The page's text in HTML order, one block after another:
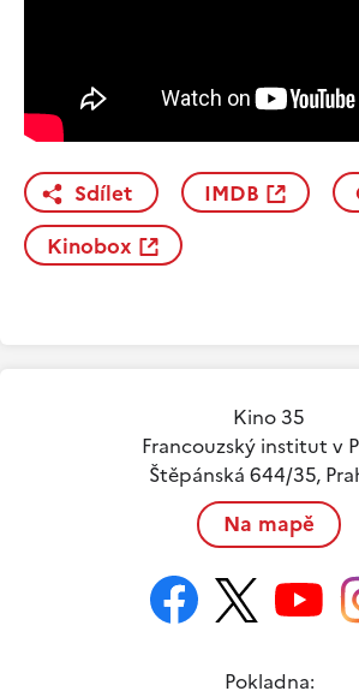
Sdílet IMDB
Kinobox
Kino 35
Francouzský institut v
Štěpánská 644/35,
Na mapě
Pokladna: